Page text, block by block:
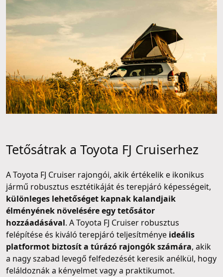
Tetősátrak a Toyota FJ Cruiserhez
A Toyota FJ Cruiser rajongói, akik értékelik e ikonikus
jármű robusztus esztétikáját és terepjáró képességeit,
különleges lehetőséget kapnak kalandjaik
élményének növelésére egy tetősátor
hozzáadásával. A Toyota FJ Cruiser robusztus
felépítése és kiváló terepjáró teljesítménye ideális
platformot biztosít a túrázó rajongók számára, akik
a nagy szabad levegő felfedezését keresik anélkül, hogy
feláldoznák a kényelmet vagy a praktikumot.